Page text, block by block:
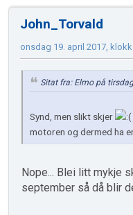
John_Torvald
onsdag 19. april 2017,
Sitat fra: Elmo på
Synd, men slikt skjer
motoren og dermed ha
Nope... Blei litt mykje
september så då blir